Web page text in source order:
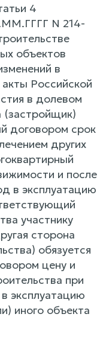
4
N 214-
объектов
в
Российской
в долевом
(застройщик)
договором срок
других
и после
в эксплуатацию
участнику
сторона
обязуется
цену и
при
эксплуатацию
иного объекта